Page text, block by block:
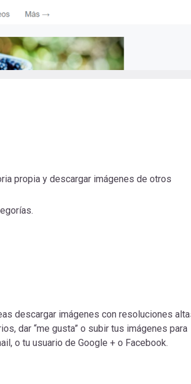
propia y descargar imágenes de otros
descargar imágenes con resoluciones
dar “me gusta” o subir tus imágenes para
o tu usuario de Google + o Facebook.